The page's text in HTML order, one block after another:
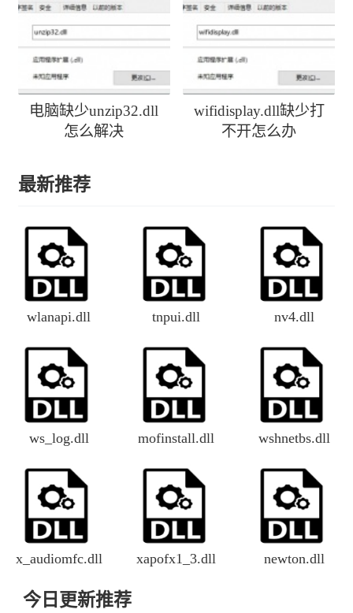
电脑缺少unzip32.dll
怎么解决
wifidisplay.dll缺少打
不开怎么办
最新推荐
wlanapi.dll tnpui.dll nv4.dll
ws_log.dll mofinstall.dll wshnetbs.dll
x_audiomfc.dll xapofx1_3.dll newton.dll
今日更新推荐